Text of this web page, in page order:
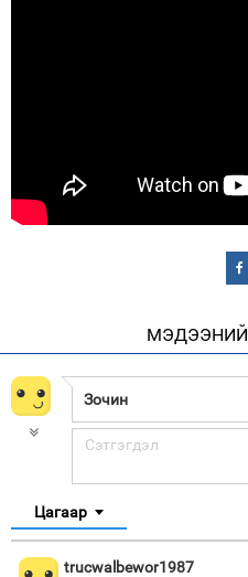
МЭДЭЭНИЙ
Цагаар
trucwalbewor1987